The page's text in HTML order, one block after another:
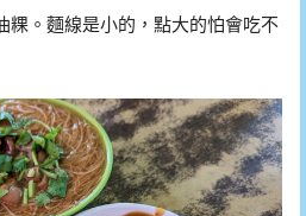
粿。麵線是小的，點大的怕會吃不